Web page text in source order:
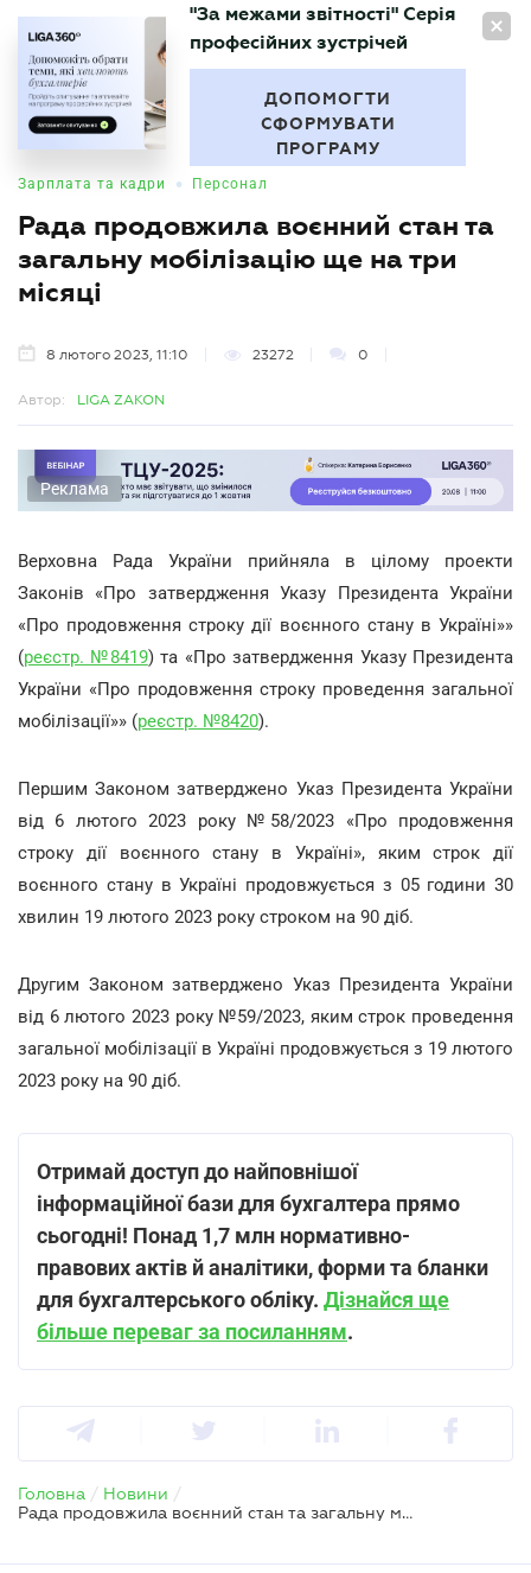
UA
БУХГАЛТЕР
"За межами звітності" Серія
професійних зустрічей
ДОПОМОГТИ
СФОРМУВАТИ
ПРОГРАМУ
Зарплата та кадри • Персонал
Рада продовжила воєнний стан та
загальну мобілізацію ще на три
місяці
8 лютого 2023, 11:10 23272 0
Автор: LIGA ZAKON
Реклама
Верховна Рада України прийняла в цілому проекти
Законів «Про затвердження Указу Президента України
«Про продовження строку дії воєнного стану в Україні»»
(реєстр. №8419) та «Про затвердження Указу Президента
України «Про продовження строку проведення загальної
мобілізації»» (реєстр. №8420).
Першим Законом затверджено Указ Президента України
від 6 лютого 2023 року №58/2023 «Про продовження
строку дії воєнного стану в Україні», яким строк дії
воєнного стану в Україні продовжується з 05 години 30
хвилин 19 лютого 2023 року строком на 90 діб.
Другим Законом затверджено Указ Президента України
від 6 лютого 2023 року №59/2023, яким строк проведення
загальної мобілізації в Україні продовжується з 19 лютого
2023 року на 90 діб.
Отримай доступ до найповнішої
інформаційної бази для бухгалтера прямо
сьогодні! Понад 1,7 млн нормативно-
правових актів й аналітики, форми та бланки
для бухгалтерського обліку. Дізнайся ще
більше переваг за посиланням.
Головна / Новини /
Рада продовжила воєнний стан та загальну мобілізацію ще на три місяці